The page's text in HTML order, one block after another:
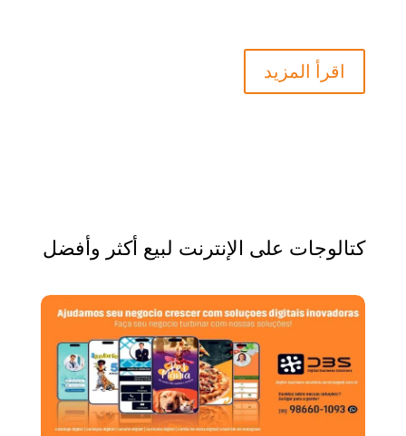
اقرأ المزيد
كتالوجات على الإنترنت لبيع أكثر وأفضل